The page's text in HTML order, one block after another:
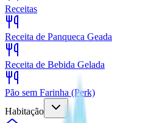
Receitas
Receita de Panqueca Geada
Receita de Bebida Gelada
Pão sem Farinha (Perk)
Habitação